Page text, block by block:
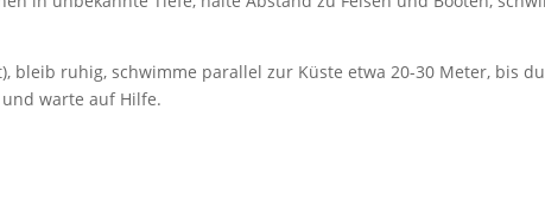
bleib ruhig, schwimme parallel zur Küste etwa 20-30 Meter, bis
warte auf Hilfe.